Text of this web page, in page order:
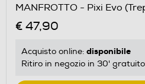
MANFROTTO - Pixi Evo
€ 47,90
Acquisto online: disponibile
Ritiro in negozio in 30'